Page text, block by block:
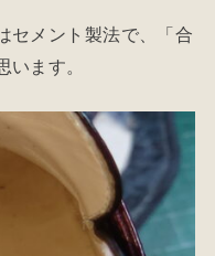
セメント製法で、「合
います。